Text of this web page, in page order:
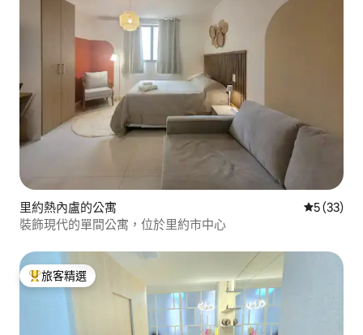
里約熱內盧的公寓 從 33 則評
5 (33)
裝飾現代的單間公寓，位於里約市中心
旅客精選榜首
旅客精選